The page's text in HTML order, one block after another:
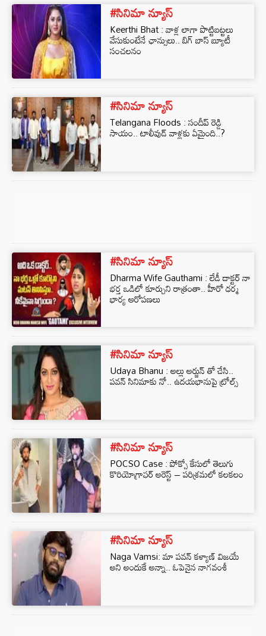
#సినిమా న్యూస్
Keerthi Bhat : వాళ్ల లాగా పొట్టిబట్టలు
వేసుకుంటేనే ఛాన్సులు.. బిగ్ బాస్ బ్యూటీ
సంచలనం
#సినిమా న్యూస్
Telangana Floods : సందీప్ రెడ్డి
సాయం.. టాలీవుడ్ వాళ్లకు ఏమైంది..?
#సినిమా న్యూస్
Dharma Wife Gauthami : లేడీ డాక్టర్ నా
భర్త ఒడిలో కూర్చుని రాత్రంతా.. హీరో ధర్మ
భార్య ఆరోపణలు
#సినిమా న్యూస్
Udaya Bhanu : అల్లు అర్జున్ తో చేసి..
పవన్ సినిమాకు నో.. ఉదయభానుపై ట్రోల్స్
#సినిమా న్యూస్
POCSO Case : పోక్సో కేసులో తెలుగు
కొరియోగ్రాఫర్ అరెస్ట్ – పరిశ్రమలో కలకలం
#సినిమా న్యూస్
Naga Vamsi: మా పవన్ కళ్యాణ్ విజయే
అని అందుకే అన్నా.. ఓపెనైన నాగవంశీ